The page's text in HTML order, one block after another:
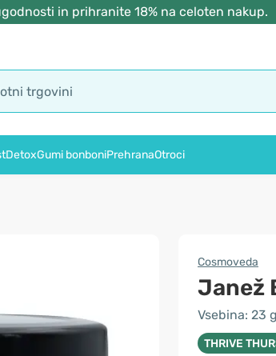
in prihranite 18% na celoten nakup.
DetoxGumi bonboniPrehranaOtroci
Cosmoveda
Janež
Vsebina: 23 g
THRIVE